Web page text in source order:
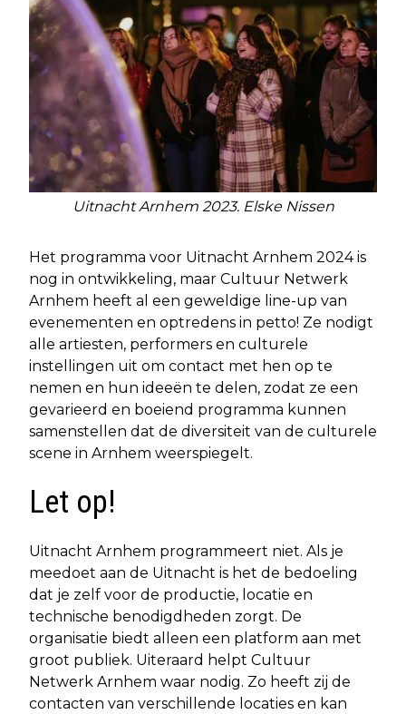
Uitnacht Arnhem 2023. Elske Nissen
Het programma voor Uitnacht Arnhem 2024 is
nog in ontwikkeling, maar Cultuur Netwerk
Arnhem heeft al een geweldige line-up van
evenementen en optredens in petto! Ze nodigt
alle artiesten, performers en culturele
instellingen uit om contact met hen op te
nemen en hun ideeën te delen, zodat ze een
gevarieerd en boeiend programma kunnen
samenstellen dat de diversiteit van de culturele
scene in Arnhem weerspiegelt.
Let op!
Uitnacht Arnhem programmeert niet. Als je
meedoet aan de Uitnacht is het de bedoeling
dat je zelf voor de productie, locatie en
technische benodigdheden zorgt. De
organisatie biedt alleen een platform aan met
groot publiek. Uiteraard helpt Cultuur
Netwerk Arnhem waar nodig. Zo heeft zij de
contacten van verschillende locaties en kan